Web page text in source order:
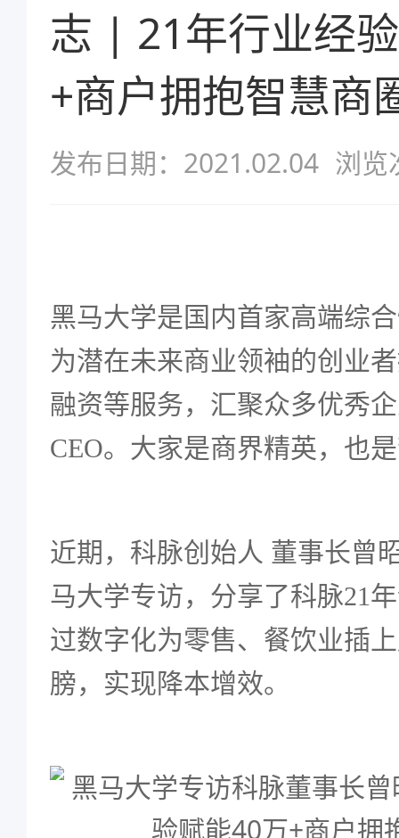
志 | 21年行业经
+商户拥抱智慧商
发布日期：2021.02.04 浏览
黑马大学是国内首家高端综
为潜在未来商业领袖的创业
融资等服务，汇聚众多优秀
CEO。大家是商界精英，也
近期，科脉创始人 董事长曾
马大学专访，分享了科脉21
过数字化为零售、餐饮业插
膀，实现降本增效。